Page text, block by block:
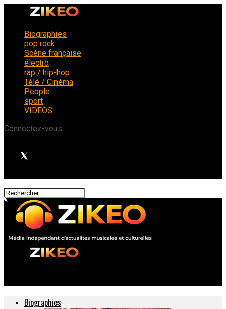
Biographies
pop rock
Scène française
électro
rap / hip-hop
Télé / Cinéma
People
sport
VIDEOS
Connectez-vous
Biographies